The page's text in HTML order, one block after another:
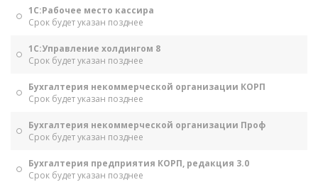
1С:Рабочее место кассира
Срок будет указан позднее
1С:Управление холдингом 8
Срок будет указан позднее
Бухгалтерия некоммерческой организации КОРП
Срок будет указан позднее
Бухгалтерия некоммерческой организации Проф
Срок будет указан позднее
Бухгалтерия предприятия КОРП, редакция 3.0
Срок будет указан позднее